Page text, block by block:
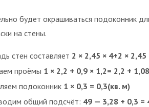
будет окрашиваться подоконник
на стены.
стен составляет 2 × 2,45 × 4+2 ×
проёмы 1 × 2,2 + 0,9 × 1,2= 2,2 +
подоконник 1 × 0,3 = 0,3(кв. м)
общий подсчёт: 49 — 3,28 + 0,3 =